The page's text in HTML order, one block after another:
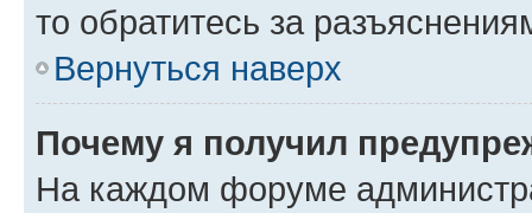
то обратитесь за
Вернуться наверх
Почему я получил
На каждом форуме